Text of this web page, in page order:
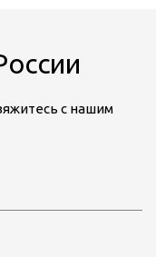
с нашим